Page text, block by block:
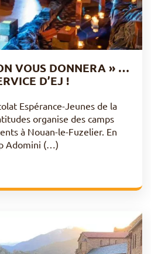
VOUS DONNERA » …
D’EJ !
Espérance-Jeunes de la
organise des camps
à Nouan-le-Fuzelier. En
Adomini (…)